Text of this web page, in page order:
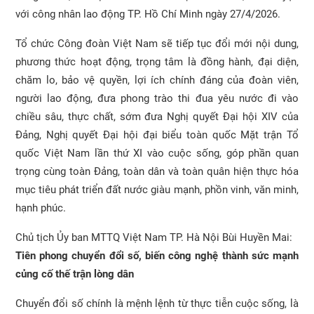
với công nhân lao động TP. Hồ Chí Minh ngày 27/4/2026.
Tổ chức Công đoàn Việt Nam sẽ tiếp tục đổi mới nội dung,
phương thức hoạt động, trọng tâm là đồng hành, đại diện,
chăm lo, bảo vệ quyền, lợi ích chính đáng của đoàn viên,
người lao động, đưa phong trào thi đua yêu nước đi vào
chiều sâu, thực chất, sớm đưa Nghị quyết Đại hội XIV của
Đảng, Nghị quyết Đại hội đại biểu toàn quốc Mặt trận Tổ
quốc Việt Nam lần thứ XI vào cuộc sống, góp phần quan
trọng cùng toàn Đảng, toàn dân và toàn quân hiện thực hóa
mục tiêu phát triển đất nước giàu mạnh, phồn vinh, văn minh,
hạnh phúc.
Chủ tịch Ủy ban MTTQ Việt Nam TP. Hà Nội Bùi Huyền Mai:
Tiên phong chuyển đổi số, biến công nghệ thành sức mạnh
củng cố thế trận lòng dân
Chuyển đổi số chính là mệnh lệnh từ thực tiễn cuộc sống, là